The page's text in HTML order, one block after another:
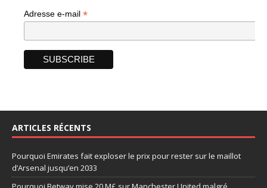
Adresse e-mail *
ARTICLES RÉCENTS
Pourquoi Emirates fait exploser le prix pour rester sur le maillot
d’Arsenal jusqu’en 2033